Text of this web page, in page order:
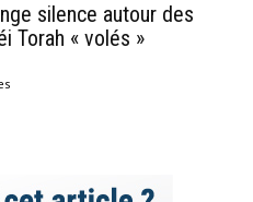
silence autour des
Torah « volés »